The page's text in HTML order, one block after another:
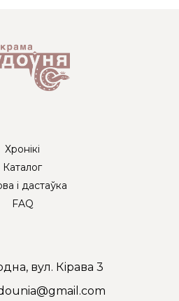
Хронікі
Каталог
і дастаўка
FAQ
вул. Кірава 3